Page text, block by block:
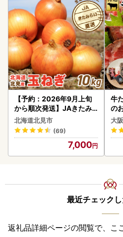
【予約：2026年9月上旬
から順次発送】JAきたみ
らい産 玉ねぎ Lサイズ 10k
g ( タマネギ たまねぎ 野菜
)【210-0003-2026】
北海道北見市
(69)
7,000
牛
の
大
最近チェック
返礼品詳細ページの閲覧で、こ